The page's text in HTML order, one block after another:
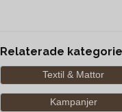
Relaterade
Textil & Mattor
Kampanjer